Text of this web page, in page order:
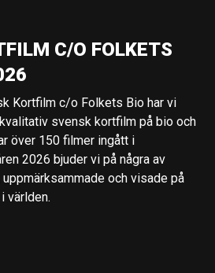
C/O FOLKETS
Kortfilm c/o Folkets Bio har vi
svensk kortfilm på bio och
över 150 filmer ingått i
2026 bjuder vi på några av
och visade på
världen.